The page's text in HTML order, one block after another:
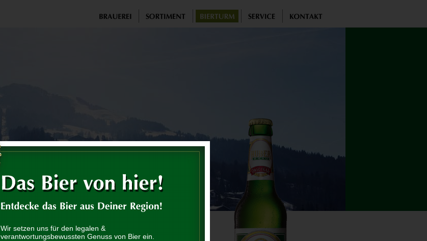
Wir setzen uns für den legalen &
verantwortungsbewussten Genuss von Bier ein.